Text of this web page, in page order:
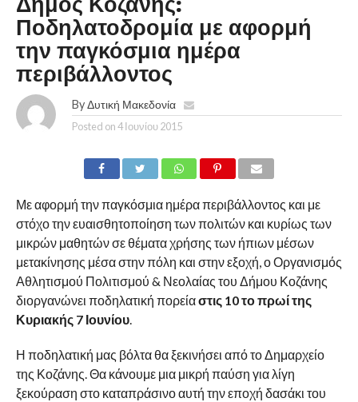
Ποδηλατοδρομία με αφορμή
την παγκόσμια ημέρα
περιβάλλοντος
By Δυτική Μακεδονία
Posted on4 Ιουνίου 2015
Με αφορμή την παγκόσμια ημέρα περιβάλλοντος και με
στόχο την ευαισθητοποίηση των πολιτών και κυρίως των
μικρών μαθητών σε θέματα χρήσης των ήπιων μέσων
μετακίνησης μέσα στην πόλη και στην εξοχή, ο Οργανισμός
Αθλητισμού Πολιτισμού & Νεολαίας του Δήμου Κοζάνης
διοργανώνει ποδηλατική πορείαστις 10 το πρωί της
Κυριακής 7 Ιουνίου.
Η ποδηλατική μας βόλτα θα ξεκινήσει από το Δημαρχείο
της Κοζάνης. Θα κάνουμε μια μικρή παύση για λίγη
ξεκούραση στο καταπράσινο αυτή την εποχή δασάκι του